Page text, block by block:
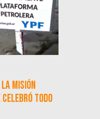
misión
celebró todo